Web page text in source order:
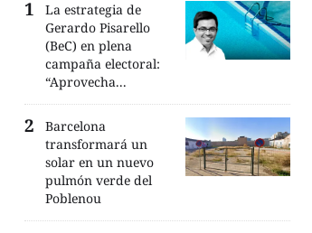
La estrategia de
Gerardo Pisarello
(BeC) en plena
campaña electoral:
“Aprovecha...
Barcelona
transformará un
solar en un nuevo
pulmón verde del
Poblenou